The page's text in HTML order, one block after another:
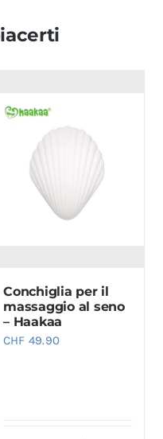
Conchiglia per il
massaggio al seno
– Haakaa
CHF 49.90